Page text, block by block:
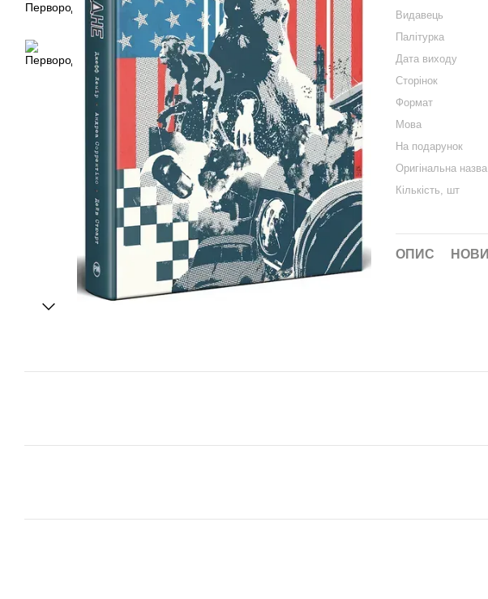
Видавець
Палітурка
Дата виходу
Сторінок
Формат
Мова
На подарунок
Оригінальна назва
Кількість, шт
ОПИС